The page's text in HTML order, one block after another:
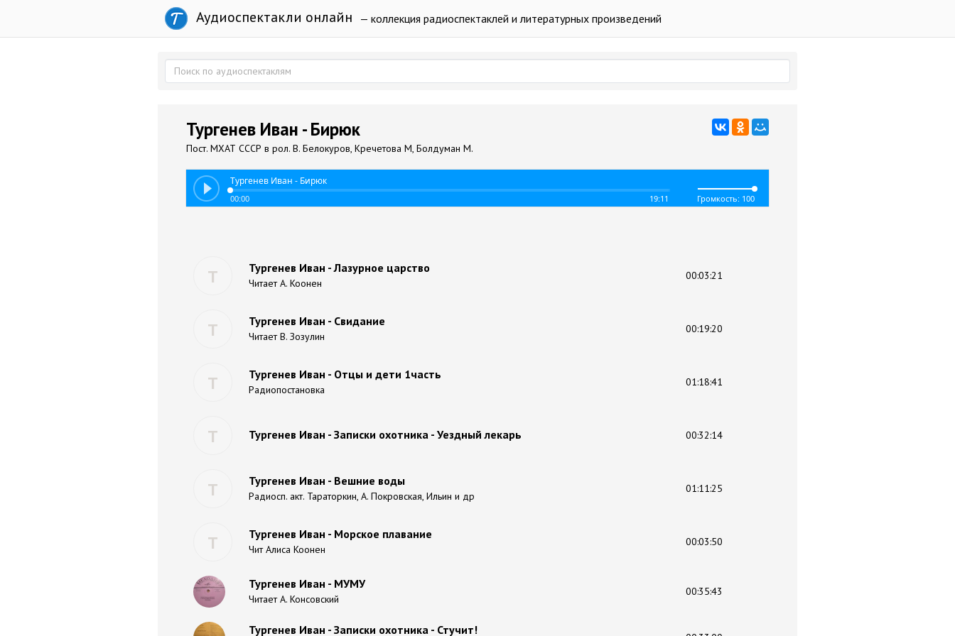
Аудиоспектакли онлайн — коллекция радиоспектаклей и литературных произведений
Тургенев Иван - Бирюк
Пост. МХАТ СССР в рол. В. Белокуров, Кречетова М, Болдуман М.
Тургенев Иван - Бирюк
00:00 19:11 Громкость: 100
Т Тургенев Иван - Лазурное царство
Читает А. Коонен
00:03:21
Т Тургенев Иван - Свидание
Читает В. Зозулин
00:19:20
Т Тургенев Иван - Отцы и дети 1часть
Радиопостановка
01:18:41
Т Тургенев Иван - Записки охотника - Уездный лекарь 00:32:14
Т Тургенев Иван - Вешние воды
Радиосп. акт. Тараторкин, А. Покровская, Ильин и др
01:11:25
Т Тургенев Иван - Морское плавание
Чит Алиса Коонен
00:03:50
Тургенев Иван - МУМУ
Читает А. Консовский
00:35:43
Тургенев Иван - Записки охотника - Стучит!